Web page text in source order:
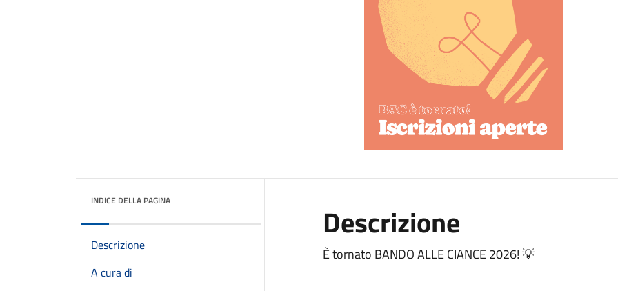
INDICE DELLA PAGINA
Descrizione
A cura di
Descrizione
È tornato BANDO ALLE CIANCE 2026! 💡